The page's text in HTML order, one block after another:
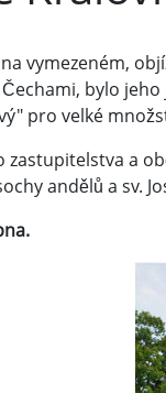
vymezeném,
bylo
pro velké
a
andělů a sv.